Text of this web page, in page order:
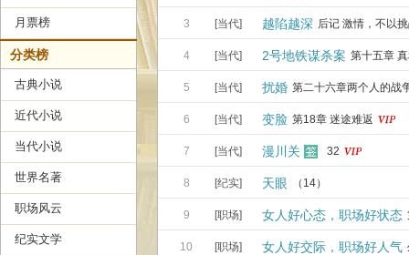
月票榜
分类榜
古典小说
近代小说
当代小说
世界名著
职场风云
纪实文学
3 [当代] 越陷越深 后记 激情，不以
4 [当代] 2号地铁谋杀案 第十五章
5 [当代] 扰婚 第二十六章两个人的战
6 [当代] 变脸 第18章 迷途难返
7 [当代] 漫川关 32
8 [纪实] 天眼 （14）
9 [职场] 女人好心态，职场好状态
10 [职场] 女人好交际，职场好人气